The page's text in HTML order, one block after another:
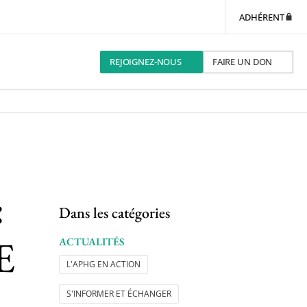
ADHÉRENT
REJOIGNEZ-NOUS FAIRE UN DON
Dans les catégories
ACTUALITÉS
L'APHG EN ACTION
S'INFORMER ET ÉCHANGER